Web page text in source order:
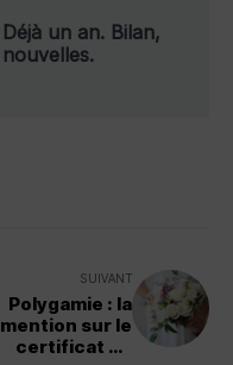
Déjà un an. Bilan,
nouvelles.
SUIVANT
Polygamie : la
mention sur le
certificat de